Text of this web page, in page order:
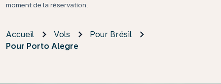
moment de la réservation.
Accueil Vols
Pour Brésil
Pour Porto Alegre